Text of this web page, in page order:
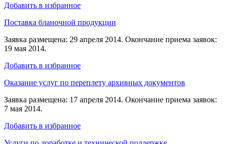
Добавить в избранное
Поставка бланочной продукции
Заявка размещена: 29 апреля 2014. Окончание приема заявок:
19 мая 2014.
Добавить в избранное
Оказание услуг по переплету архивных документов
Заявка размещена: 17 апреля 2014. Окончание приема заявок:
7 мая 2014.
Добавить в избранное